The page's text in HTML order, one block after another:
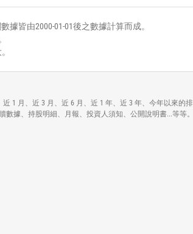
據皆由2000-01-01後之數據計算而成。
近 1 月、近 3 月、近 6 月、近 1 年、近 3 年、今年以來
數據、持股明細、月報、投資人須知、公開說明書...等等。